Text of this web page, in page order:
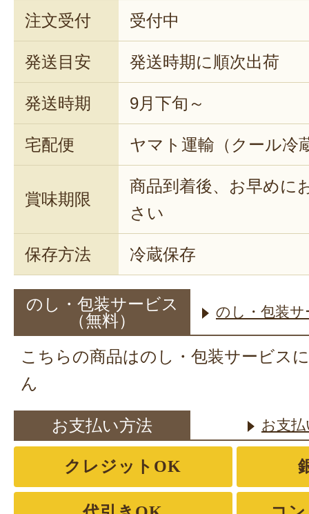
注文受付 受付中
発送目安 発送時期に順次出荷
発送時期 9月下旬～
宅配便 ヤマト運輸（クール冷
賞味期限
商品到着後、お早めに
さい
保存方法 冷蔵保存
のし・包装サービス
（無料）
のし・包装
こちらの商品はのし・包装サービス
ん
お支払い方法 お支
クレジットOK